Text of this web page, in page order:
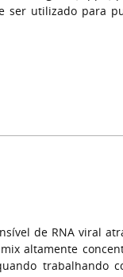
utilizado para
de RNA viral
altamente
trabalhando